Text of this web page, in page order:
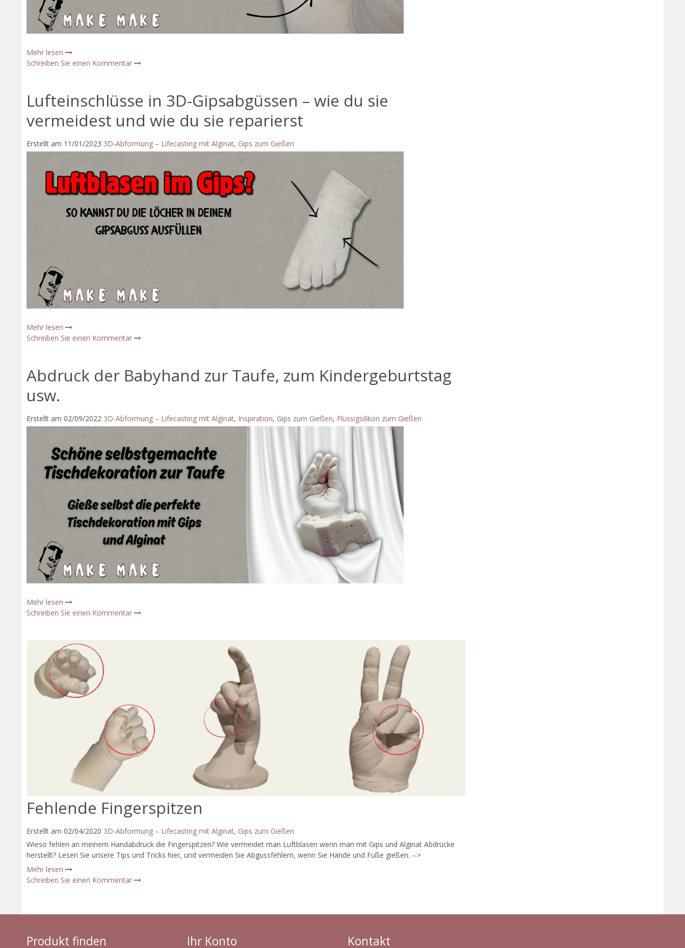
Mehr lesen
Schreiben Sie einen Kommentar
Lufteinschlüsse in 3D-Gipsabgüssen – wie du sie
vermeidest und wie du sie reparierst
Erstellt am 11/01/2023 3D-Abformung – Lifecasting mit Alginat, Gips zum Gießen
Mehr lesen
Schreiben Sie einen Kommentar
Abdruck der Babyhand zur Taufe, zum Kindergeburtstag
usw.
Erstellt am 02/09/2022 3D-Abformung – Lifecasting mit Alginat, Inspiration, Gips zum Gießen, Flüssigsilikon zum Gießen
Mehr lesen
Schreiben Sie einen Kommentar
Fehlende Fingerspitzen
Erstellt am 02/04/2020 3D-Abformung – Lifecasting mit Alginat, Gips zum Gießen
Wieso fehlen an meinem Handabdruck die Fingerspitzen? Wie vermeidet man Luftblasen wenn man mit Gips und Alginat Abdrücke
herstellt? Lesen Sie unsere Tips und Tricks hier, und vermeiden Sie Abgussfehlern, wenn Sie Hände und Füße gießen. -->
Mehr lesen
Schreiben Sie einen Kommentar
Produkt finden Ihr Konto Kontakt